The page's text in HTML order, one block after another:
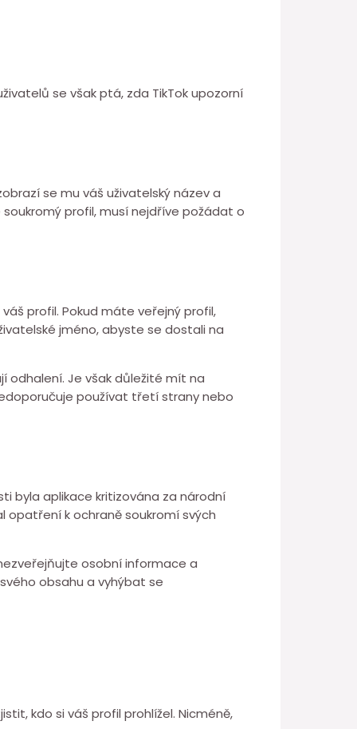
se však ptá, zda TikTok upozorní
se mu váš uživatelský název a
profil, musí nejdříve požádat o
profil. Pokud máte veřejný profil,
jméno, abyste se dostali na
odhalení. Je však důležité mít na
používat třetí strany nebo
byla aplikace kritizována za národní
opatření k ochraně soukromí svých
osobní informace a
obsahu a vyhýbat se
kdo si váš profil prohlížel. Nicméně,